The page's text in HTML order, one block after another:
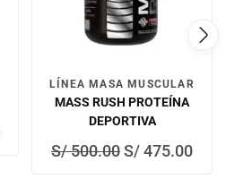
LÍNEA MASA MUSCULAR
MASS RUSH PROTEÍNA
DEPORTIVA
S/500.00S/475.00